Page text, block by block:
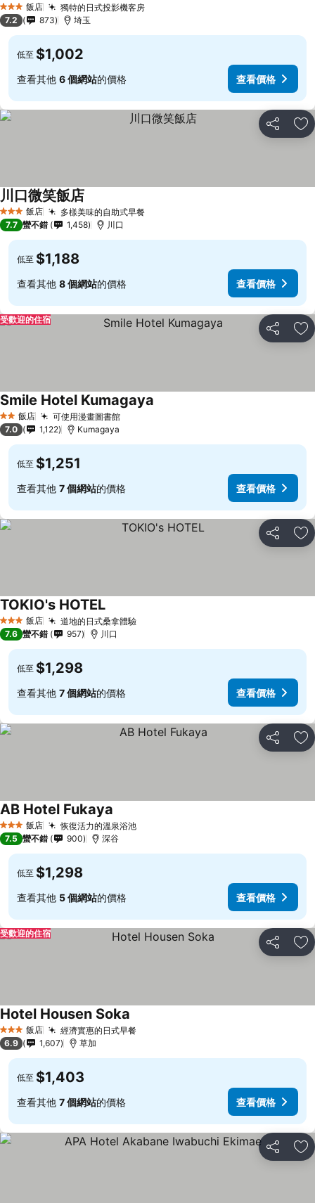
3 星級 飯店 獨特的日式投影機客房
7.2 873 埼玉
低至 $1,002
查看其他 6 個網站的價格 查看價格
分享 加
3 星級 飯店 多樣美味的自助式早餐
川口微笑飯店
7.7 蠻不錯 1,458 川口
低至 $1,188
查看其他 8 個網站的價格 查看價格
分享 加
受歡迎的住宿
2 星級飯店 可使用漫畫圖書館
Smile Hotel Kumagaya
7.0 1,122 Kumagaya
低至 $1,251
查看其他 7 個網站的價格 查看價格
分享 加
3 星級 飯店 道地的日式桑拿體驗
TOKIO's HOTEL
7.6 蠻不錯 957 川口
低至 $1,298
查看其他 7 個網站的價格 查看價格
分享 加
3 星級 飯店 恢復活力的溫泉浴池
AB Hotel Fukaya
7.5 蠻不錯 900 深谷
低至 $1,298
查看其他 5 個網站的價格 查看價格
分享 加
受歡迎的住宿
3 星級 飯店 經濟實惠的日式早餐
Hotel Housen Soka
6.9 1,607 草加
低至 $1,403
查看其他 7 個網站的價格 查看價格
分享 加